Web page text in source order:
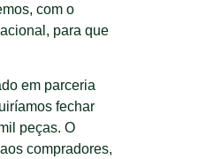
com o
para que
em parceria
fechar
peças. O
compradores,